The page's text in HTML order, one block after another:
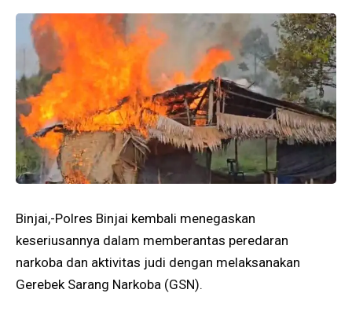
Binjai,-Polres Binjai kembali menegaskan
keseriusannya dalam memberantas peredaran
narkoba dan aktivitas judi dengan melaksanakan
Gerebek Sarang Narkoba (GSN).